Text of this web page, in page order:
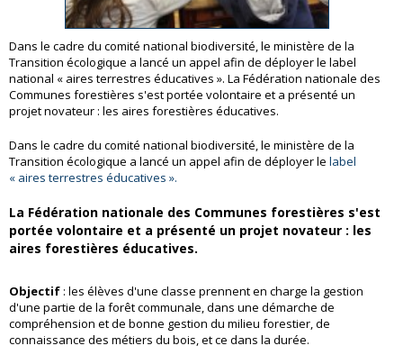
Dans le cadre du comité national biodiversité, le ministère de la
Transition écologique a lancé un appel afin de déployer le label
national « aires terrestres éducatives ». La Fédération nationale des
Communes forestières s'est portée volontaire et a présenté un
projet novateur : les aires forestières éducatives.
Dans le cadre du comité national biodiversité, le ministère de la
Transition écologique a lancé un appel afin de déployer le label
« aires terrestres éducatives ».
La Fédération nationale des Communes forestières s'est
portée volontaire et a présenté un projet novateur : les
aires forestières éducatives.
Objectif : les élèves d'une classe prennent en charge la gestion
d'une partie de la forêt communale, dans une démarche de
compréhension et de bonne gestion du milieu forestier, de
connaissance des métiers du bois, et ce dans la durée.